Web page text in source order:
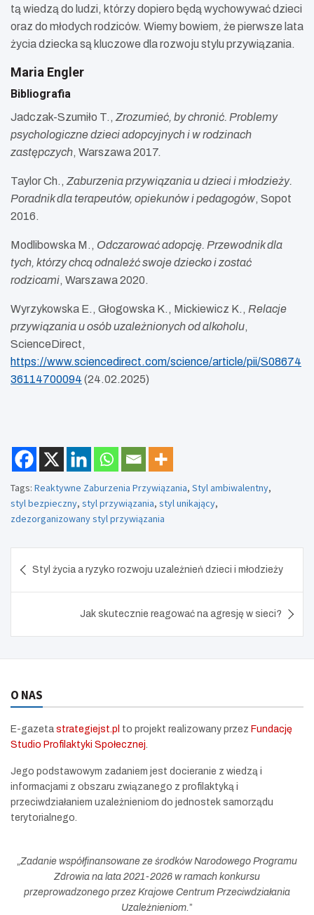
tą wiedzą do ludzi, którzy dopiero będą wychowywać dzieci
oraz do młodych rodziców. Wiemy bowiem, że pierwsze lata
życia dziecka są kluczowe dla rozwoju stylu przywiązania.
Maria Engler
Bibliografia
Jadczak-Szumiło T., Zrozumieć, by chronić. Problemy
psychologiczne dzieci adopcyjnych i w rodzinach
zastępczych, Warszawa 2017.
Taylor Ch., Zaburzenia przywiązania u dzieci i młodzieży.
Poradnik dla terapeutów, opiekunów i pedagogów, Sopot
2016.
Modlibowska M., Odczarować adopcję. Przewodnik dla
tych, którzy chcą odnaleźć swoje dziecko i zostać
rodzicami, Warszawa 2020.
Wyrzykowska E., Głogowska K., Mickiewicz K., Relacje
przywiązania u osób uzależnionych od alkoholu,
ScienceDirect,
https://www.sciencedirect.com/science/article/pii/S08674
36114700094 (24.02.2025)
Tags: Reaktywne Zaburzenia Przywiązania, Styl ambiwalentny,
styl bezpieczny, styl przywiązania, styl unikający,
zdezorganizowany styl przywiązania
wpisu
Styl życia a ryzyko rozwoju uzależnień dzieci i młodzieży
Jak skutecznie reagować na agresję w sieci?
O NAS
E-gazeta strategiejst.pl to projekt realizowany przez Fundację
Studio Profilaktyki Społecznej.
Jego podstawowym zadaniem jest docieranie z wiedzą i
informacjami z obszaru związanego z profilaktyką i
przeciwdziałaniem uzależnieniom do jednostek samorządu
terytorialnego.
„Zadanie współfinansowane ze środków Narodowego Programu
Zdrowia na lata 2021-2026 w ramach konkursu
przeprowadzonego przez Krajowe Centrum Przeciwdziałania
Uzależnieniom.”